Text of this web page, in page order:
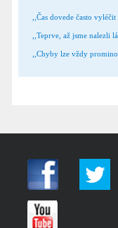
,,Čas dovede často
,,Teprve, až jsme nalezli
,,Chyby lze vždy